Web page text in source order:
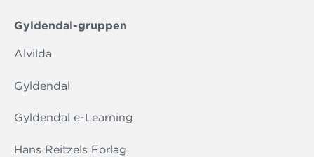
Gyldendal-gruppen
Alvilda
Gyldendal
Gyldendal e-Learning
Hans Reitzels Forlag